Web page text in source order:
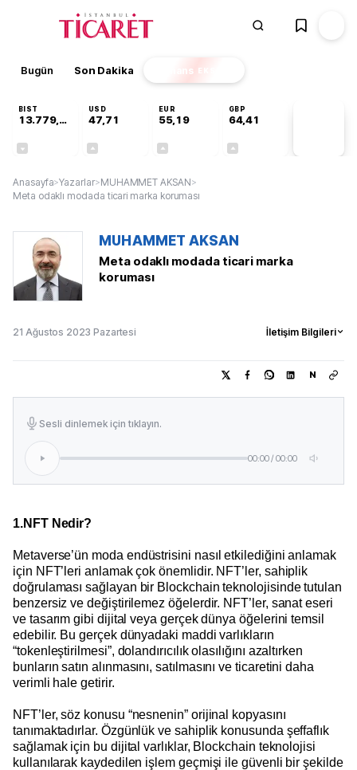
Bugün Son Dakika Finans EKSTRA
BIST
13.779,39
USD
47,71
EUR
55,19
GBP
64,41
Anasayfa>Yazarlar>MUHAMMET AKSAN>
Meta odaklı modada ticari marka koruması
MUHAMMET AKSAN
Meta odaklı modada ticari marka
koruması
21 Ağustos 2023 Pazartesi İletişim Bilgileri
N
Sesli dinlemek için tıklayın.
00:00/00:00
1.NFT Nedir?
Metaverse’ün moda endüstrisini nasıl etkilediğini anlamak
için NFT’leri anlamak çok önemlidir. NFT’ler, sahiplik
doğrulaması sağlayan bir Blockchain teknolojisinde tutulan
benzersiz ve değiştirilemez öğelerdir. NFT’ler, sanat eseri
ve tasarım gibi dijital veya gerçek dünya öğelerini temsil
edebilir. Bu gerçek dünyadaki maddi varlıkların
“tokenleştirilmesi”, dolandırıcılık olasılığını azaltırken
bunların satın alınmasını, satılmasını ve ticaretini daha
verimli hale getirir.
NFT’ler, söz konusu “nesnenin” orijinal kopyasını
tanımaktadırlar. Özgünlük ve sahiplik konusunda şeffaflık
sağlamak için bu dijital varlıklar, Blockchain teknolojisi
kullanılarak kaydedilen işlem geçmişi ile güvenli bir şekilde